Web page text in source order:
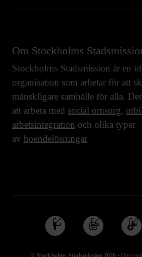
Om Stockholms
Stockholms Stadsmission är en
organisation som arbetar för att
mänskligare samhälle för alla.
att arbeta med social omsorg,
arbetsintegration och olika typer
av boendelösningar.
© Stockholms Stadsmission 2026 • Om
Följ
oss
Följ
oss
Följ
oss